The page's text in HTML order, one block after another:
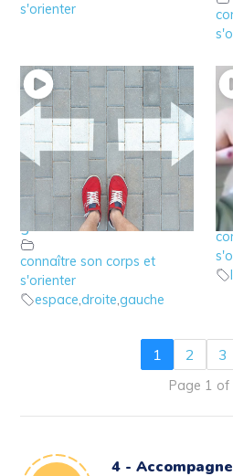
s'orienter
9 – La connaissance
de la droite et de la
gauche
connaître son corps et
s'orienter
espace,droite,gauche
1 2 3
Page 1 of
4 -